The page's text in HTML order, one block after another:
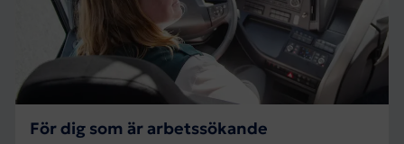
För dig som är arbetssökande